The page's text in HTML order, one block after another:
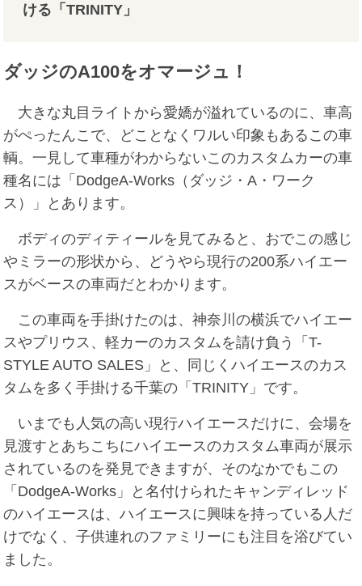
ける「TRINITY」
ダッジのA100をオマージュ！
大きな丸目ライトから愛嬌が溢れているのに、車高
がぺったんこで、どことなくワルい印象もあるこの車
輌。一見して車種がわからないこのカスタムカーの車
種名には「DodgeA-Works（ダッジ・A・ワーク
ス）」とあります。
ボディのディティールを見てみると、おでこの感じ
やミラーの形状から、どうやら現行の200系ハイエー
スがベースの車両だとわかります。
この車両を手掛けたのは、神奈川の横浜でハイエー
スやプリウス、軽カーのカスタムを請け負う「T-
STYLE AUTO SALES」と、同じくハイエースのカス
タムを多く手掛ける千葉の「TRINITY」です。
いまでも人気の高い現行ハイエースだけに、会場を
見渡すとあちこちにハイエースのカスタム車両が展示
されているのを発見できますが、そのなかでもこの
「DodgeA-Works」と名付けられたキャンディレッド
のハイエースは、ハイエースに興味を持っている人だ
けでなく、子供連れのファミリーにも注目を浴びてい
ました。